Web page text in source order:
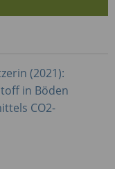
(2021):
in Böden
CO2-